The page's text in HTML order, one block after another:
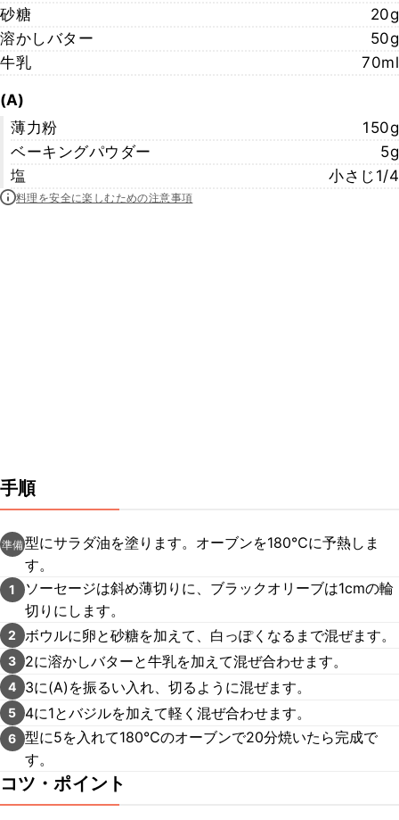
砂糖
20g
溶かしバター
50g
牛乳
70ml
(A)
薄力粉
150g
ベーキングパウダー
5g
塩
小さじ1/4
料理を安全に楽しむための注意事項
手順
準備型にサラダ油を塗ります。オーブンを180℃に予熱しま
す。
1
ソーセージは斜め薄切りに、ブラックオリーブは1cmの輪
切りにします。
2 ボウルに卵と砂糖を加えて、白っぽくなるまで混ぜます。
3 2に溶かしバターと牛乳を加えて混ぜ合わせます。
4 3に(A)を振るい入れ、切るように混ぜます。
5 4に1とバジルを加えて軽く混ぜ合わせます。
6 型に5を入れて180℃のオーブンで20分焼いたら完成で
す。
コツ・ポイント